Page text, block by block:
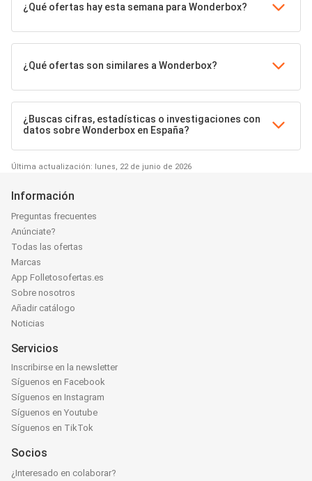
¿Qué ofertas hay esta semana para Wonderbox?
¿Qué ofertas son similares a Wonderbox?
¿Buscas cifras, estadísticas o investigaciones con
datos sobre Wonderbox en España?
Última actualización: lunes, 22 de junio de 2026
Información
Preguntas frecuentes
Anúnciate?
Todas las ofertas
Marcas
App Folletosofertas.es
Sobre nosotros
Añadir catálogo
Noticias
Servicios
Inscribirse en la newsletter
Síguenos en Facebook
Síguenos en Instagram
Síguenos en Youtube
Síguenos en TikTok
Socios
¿Interesado en colaborar?